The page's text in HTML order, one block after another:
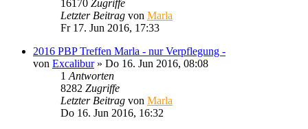
16170 Zugriffe
Letzter Beitrag von Marla
Fr 17. Jun 2016, 17:33
2016 PBP Treffen Marla - nur Verpflegung -
von Excalibur» Do 16. Jun 2016, 08:08
1 Antworten
8282 Zugriffe
Letzter Beitrag von Marla
Do 16. Jun 2016, 16:32